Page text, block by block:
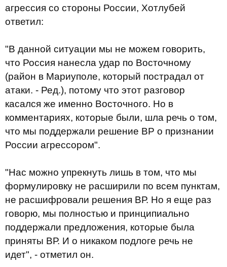
агрессия со стороны России, Хотлубей
ответил:
"В данной ситуации мы не можем говорить,
что Россия нанесла удар по Восточному
(район в Мариуполе, который пострадал от
атаки. - Ред.), потому что этот разговор
касался же именно Восточного. Но в
комментариях, которые были, шла речь о том,
что мы поддержали решение ВР о признании
России агрессором".
"Нас можно упрекнуть лишь в том, что мы
формулировку не расширили по всем пунктам,
не расшифровали решения ВР. Но я еще раз
говорю, мы полностью и принципиально
поддержали предложения, которые была
приняты ВР. И о никаком подлоге речь не
идет", - отметил он.